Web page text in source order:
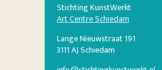
Stichting KunstWerkt
Art Centre Schiedam
Lange Nieuwstraat 191
3111 AJ Schiedam